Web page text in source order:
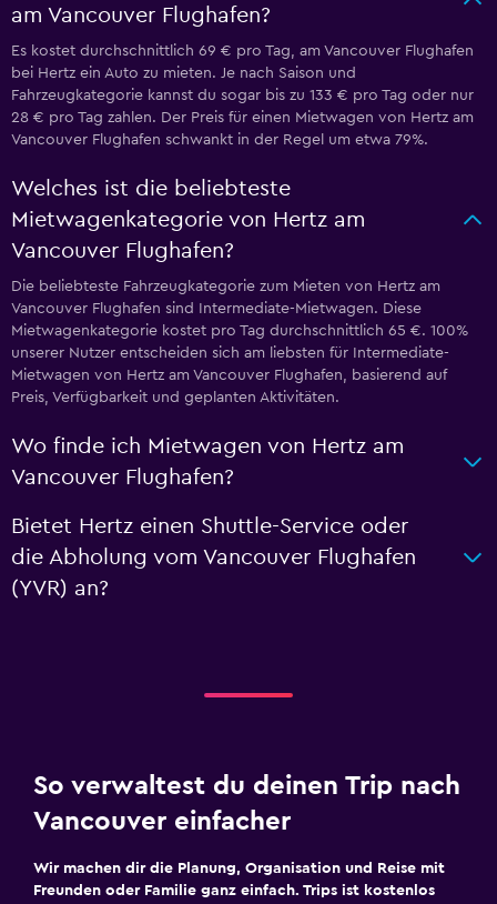
am Vancouver Flughafen?
Es kostet durchschnittlich 69 € pro Tag, am Vancouver Flughafen
bei Hertz ein Auto zu mieten. Je nach Saison und
Fahrzeugkategorie kannst du sogar bis zu 133 € pro Tag oder nur
28 € pro Tag zahlen. Der Preis für einen Mietwagen von Hertz am
Vancouver Flughafen schwankt in der Regel um etwa 79%.
Welches ist die beliebteste
Mietwagenkategorie von Hertz am
Vancouver Flughafen?
Die beliebteste Fahrzeugkategorie zum Mieten von Hertz am
Vancouver Flughafen sind Intermediate-Mietwagen. Diese
Mietwagenkategorie kostet pro Tag durchschnittlich 65 €. 100%
unserer Nutzer entscheiden sich am liebsten für Intermediate-
Mietwagen von Hertz am Vancouver Flughafen, basierend auf
Preis, Verfügbarkeit und geplanten Aktivitäten.
Wo finde ich Mietwagen von Hertz am
Vancouver Flughafen?
Bietet Hertz einen Shuttle-Service oder
die Abholung vom Vancouver Flughafen
(YVR) an?
So verwaltest du deinen Trip nach
Vancouver einfacher
Wir machen dir die Planung, Organisation und Reise mit
Freunden oder Familie ganz einfach. Trips ist kostenlos